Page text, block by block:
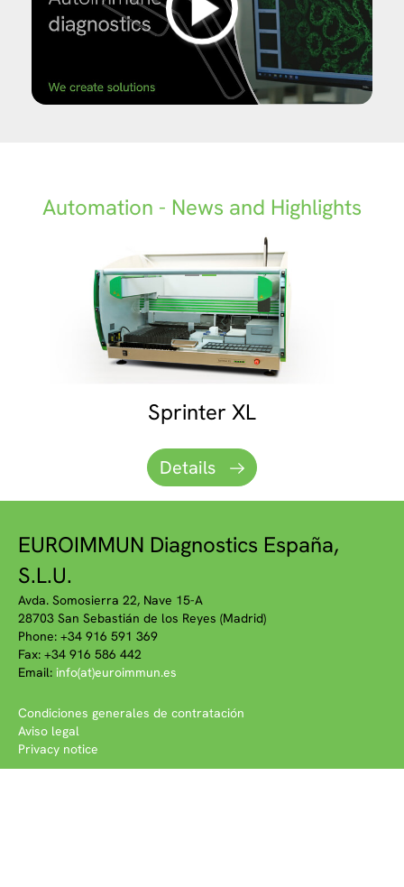
Automation - News and Highlights
EUROLabWorkstation ELISA
Details
Sprinter XL
Details
EUROIMMUN Diagnostics España,
S.L.U.
Avda. Somosierra 22, Nave 15-A
28703 San Sebastián de los Reyes (Madrid)
Phone: +34 916 591 369
Fax: +34 916 586 442
Email: info(at)euroimmun.es
Condiciones generales de contratación
Aviso legal
Privacy notice